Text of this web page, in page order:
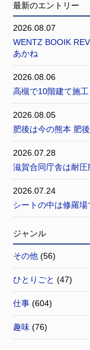
最新のエントリー
2026.08.07
WENTZ BOOIK
あかね
2026.08.06
高槻で10階建て施工
2026.08.05
肥後は今の熊本 肥
2026.07.28
滋賀合同庁舎は耐圧
2026.07.24
シートの中は修羅場
ジャンル
その他 (56)
ひとりごと (47)
仕事 (604)
趣味 (76)